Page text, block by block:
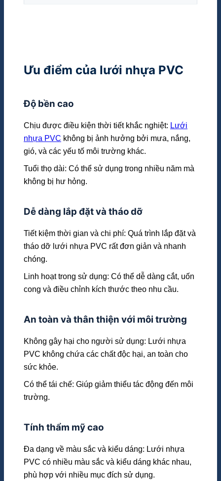
Ưu điểm của lưới nhựa PVC
Độ bền cao
Chịu được điều kiện thời tiết khắc nghiệt: Lưới
nhựa PVC không bị ảnh hưởng bởi mưa, nắng,
gió, và các yếu tố môi trường khác.
Tuổi thọ dài: Có thể sử dụng trong nhiều năm mà
không bị hư hỏng.
Dễ dàng lắp đặt và tháo dỡ
Tiết kiệm thời gian và chi phí: Quá trình lắp đặt và
tháo dỡ lưới nhựa PVC rất đơn giản và nhanh
chóng.
Linh hoạt trong sử dụng: Có thể dễ dàng cắt, uốn
cong và điều chỉnh kích thước theo nhu cầu.
An toàn và thân thiện với môi trường
Không gây hại cho người sử dụng: Lưới nhựa
PVC không chứa các chất độc hại, an toàn cho
sức khỏe.
Có thể tái chế: Giúp giảm thiểu tác động đến môi
trường.
Tính thẩm mỹ cao
Đa dạng về màu sắc và kiểu dáng: Lưới nhựa
PVC có nhiều màu sắc và kiểu dáng khác nhau,
phù hợp với nhiều mục đích sử dụng.